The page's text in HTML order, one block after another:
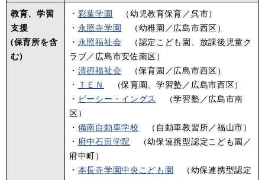
教育、学習
支援
(保育所を含
む)
・ 彩葉学園 （幼児教育保育／呉市）
・ 永照寺学園 （幼稚園／広島市西区）
・ 永照福祉会 （認定こども園、放課後児童ク
ラブ／広島市安佐南区）
・ 清摂福祉会 （保育園／広島市西区）
・ ＴＥＮ
（保育園、学習塾／広島市西区）
・ ビーシー・イングス
（学習塾／広島市南
区）
・ 備南自動車学校 （自動車教習所／福山市）
・ 府中石田学院
（幼保連携型認定こども園／
府中町）
・ 本長寺学園中央こども園 （幼保連携型認定